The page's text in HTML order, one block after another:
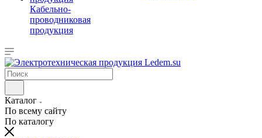
Кабельно-
проводниковая
продукция
Каталог
По всему сайту
По каталогу